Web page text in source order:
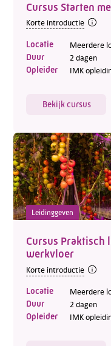
Cursus Starten
Korte introductie
Locatie Meerdere
Duur 2 dagen
Opleider IMK
Bekijk cursus
Leidinggeven
Cursus Praktisch
werkvloer
Korte introductie
Locatie Meerdere
Duur 2 dagen
Opleider IMK